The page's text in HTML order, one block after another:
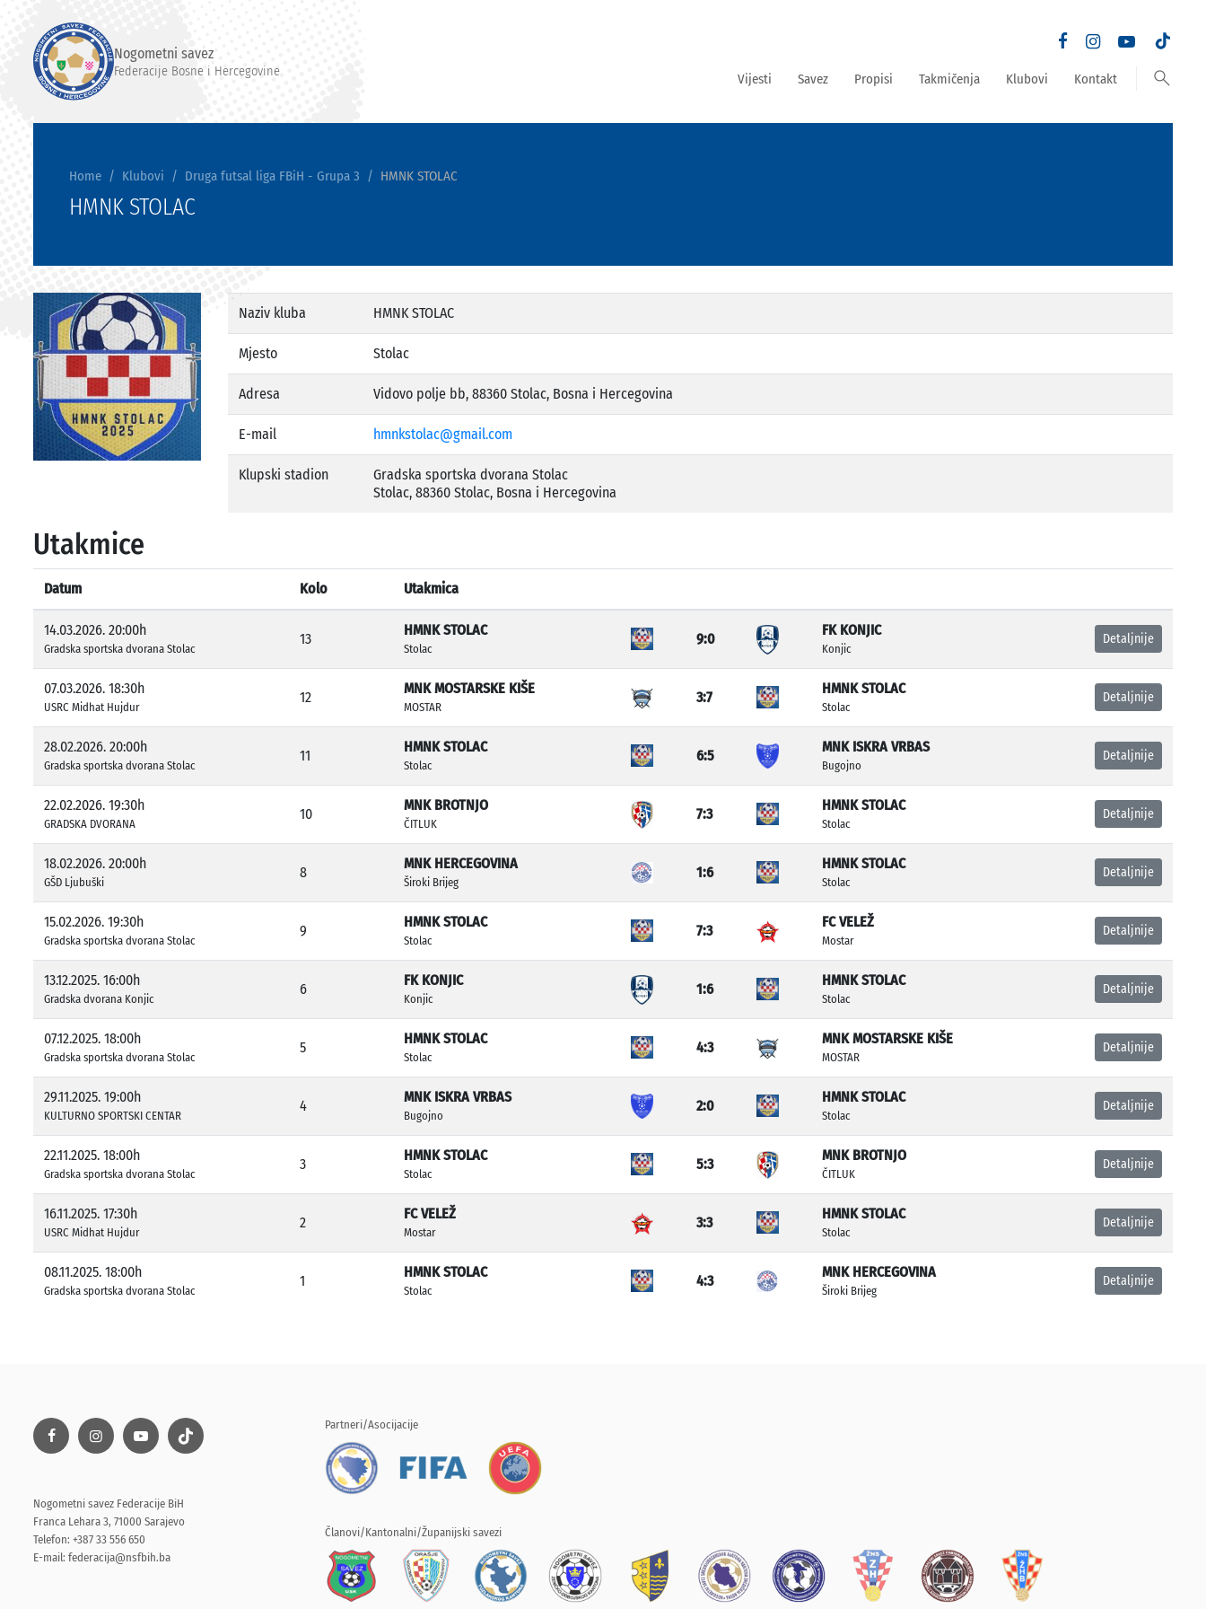
Nogometni savez
Federacije Bosne i Hercegovine Vijesti Savez Propisi Takmičenja Klubovi Kontakt search
Home Klubovi Druga futsal liga FBiH - Grupa 3 HMNK STOLAC
HMNK STOLAC
Naziv kluba HMNK STOLAC
Mjesto Stolac
Adresa Vidovo polje bb, 88360 Stolac, Bosna i Hercegovina
E-mail hmnkstolac@gmail.com
Klupski stadion
Gradska sportska dvorana Stolac
Stolac, 88360 Stolac, Bosna i Hercegovina
Utakmice
Datum Kolo Utakmica
14.03.2026. 20:00h
Gradska sportska dvorana Stolac
13
HMNK STOLAC
Stolac
9:0
FK KONJIC
Konjic
Detaljnije
07.03.2026. 18:30h
USRC Midhat Hujdur
12
MNK MOSTARSKE KIŠE
MOSTAR
3:7
HMNK STOLAC
Stolac
Detaljnije
28.02.2026. 20:00h
Gradska sportska dvorana Stolac
11
HMNK STOLAC
Stolac
6:5
MNK ISKRA VRBAS
Bugojno
Detaljnije
22.02.2026. 19:30h
GRADSKA DVORANA
10
MNK BROTNJO
ČITLUK
7:3
HMNK STOLAC
Stolac
Detaljnije
18.02.2026. 20:00h
GŠD Ljubuški
8
MNK HERCEGOVINA
Široki Brijeg
1:6
HMNK STOLAC
Stolac
Detaljnije
15.02.2026. 19:30h
Gradska sportska dvorana Stolac
9
HMNK STOLAC
Stolac
7:3
FC VELEŽ
Mostar
Detaljnije
13.12.2025. 16:00h
Gradska dvorana Konjic
6
FK KONJIC
Konjic
1:6
HMNK STOLAC
Stolac
Detaljnije
07.12.2025. 18:00h
Gradska sportska dvorana Stolac
5
HMNK STOLAC
Stolac
4:3
MNK MOSTARSKE KIŠE
MOSTAR
Detaljnije
29.11.2025. 19:00h
KULTURNO SPORTSKI CENTAR
4
MNK ISKRA VRBAS
Bugojno
2:0
HMNK STOLAC
Stolac
Detaljnije
22.11.2025. 18:00h
Gradska sportska dvorana Stolac
3
HMNK STOLAC
Stolac
5:3
MNK BROTNJO
ČITLUK
Detaljnije
16.11.2025. 17:30h
USRC Midhat Hujdur
2
FC VELEŽ
Mostar
3:3
HMNK STOLAC
Stolac
Detaljnije
08.11.2025. 18:00h
Gradska sportska dvorana Stolac
1
HMNK STOLAC
Stolac
4:3
MNK HERCEGOVINA
Široki Brijeg
Detaljnije
Nogometni savez Federacije BiH
Franca Lehara 3, 71000 Sarajevo
Telefon: +387 33 556 650
E-mail: federacija@nsfbih.ba
Partneri/Asocijacije
Članovi/Kantonalni/Županijski savezi